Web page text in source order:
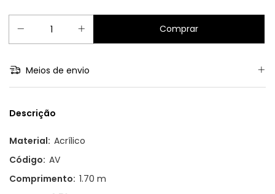
Meios de envio
Descrição
Material: Acrílico
Código: AV
Comprimento: 1.70 m